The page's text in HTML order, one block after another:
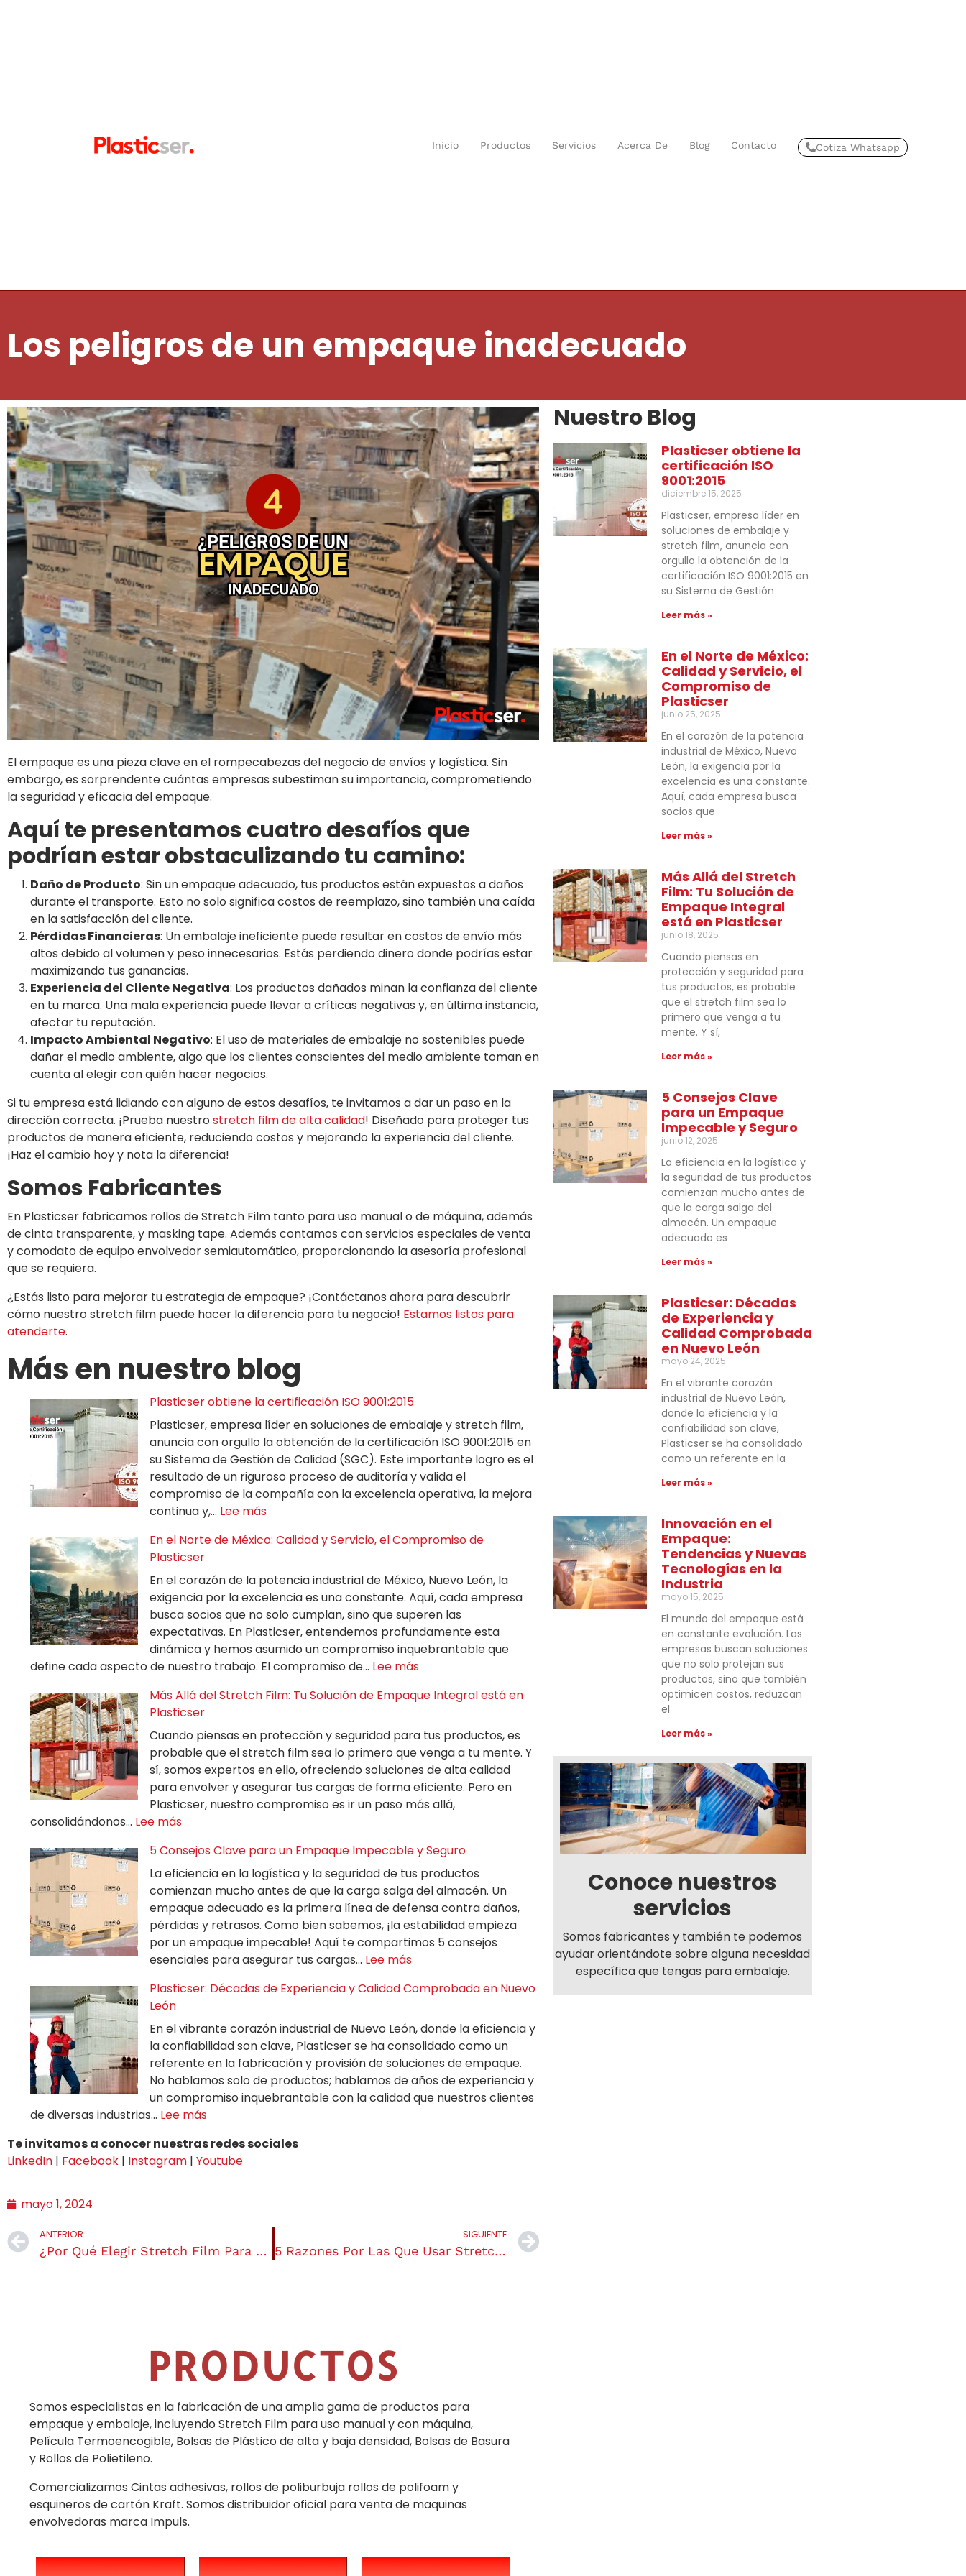
Inicio Productos Servicios Acerca De Blog Contacto Cotiza Whatsapp
‌Los peligros de un empaque inadecuado
El empaque es una pieza clave en el rompecabezas del negocio de envíos y logística. Sin
embargo, es sorprendente cuántas empresas subestiman su importancia, comprometiendo
la seguridad y eficacia del empaque.
Aquí te presentamos cuatro desafíos que
podrían estar obstaculizando tu camino:
Daño de Producto: Sin un empaque adecuado, tus productos están expuestos a daños
durante el transporte. Esto no solo significa costos de reemplazo, sino también una caída
en la satisfacción del cliente.
Pérdidas Financieras: Un embalaje ineficiente puede resultar en costos de envío más
altos debido al volumen y peso innecesarios. Estás perdiendo dinero donde podrías estar
maximizando tus ganancias.
Experiencia del Cliente Negativa: Los productos dañados minan la confianza del cliente
en tu marca. Una mala experiencia puede llevar a críticas negativas y, en última instancia,
afectar tu reputación.
Impacto Ambiental Negativo: El uso de materiales de embalaje no sostenibles puede
dañar el medio ambiente, algo que los clientes conscientes del medio ambiente toman en
cuenta al elegir con quién hacer negocios.
Si tu empresa está lidiando con alguno de estos desafíos, te invitamos a dar un paso en la
dirección correcta. ¡Prueba nuestro stretch film de alta calidad! Diseñado para proteger tus
productos de manera eficiente, reduciendo costos y mejorando la experiencia del cliente.
¡Haz el cambio hoy y nota la diferencia!
Somos Fabricantes
En Plasticser fabricamos rollos de Stretch Film tanto para uso manual o de máquina, además
de cinta transparente, y masking tape. Además contamos con servicios especiales de venta
y comodato de equipo envolvedor semiautomático, proporcionando la asesoría profesional
que se requiera.
¿Estás listo para mejorar tu estrategia de empaque? ¡Contáctanos ahora para descubrir
cómo nuestro stretch film puede hacer la diferencia para tu negocio! Estamos listos para
atenderte.
Más en nuestro blog
Plasticser obtiene la certificación ISO 9001:2015
Plasticser, empresa líder en soluciones de embalaje y stretch film,
anuncia con orgullo la obtención de la certificación ISO 9001:2015 en
su Sistema de Gestión de Calidad (SGC). Este importante logro es el
resultado de un riguroso proceso de auditoría y valida el
compromiso de la compañía con la excelencia operativa, la mejora
continua y,… Lee más
En el Norte de México: Calidad y Servicio, el Compromiso de
Plasticser
En el corazón de la potencia industrial de México, Nuevo León, la
exigencia por la excelencia es una constante. Aquí, cada empresa
busca socios que no solo cumplan, sino que superen las
expectativas. En Plasticser, entendemos profundamente esta
dinámica y hemos asumido un compromiso inquebrantable que
define cada aspecto de nuestro trabajo. El compromiso de… Lee más
Más Allá del Stretch Film: Tu Solución de Empaque Integral está en
Plasticser
Cuando piensas en protección y seguridad para tus productos, es
probable que el stretch film sea lo primero que venga a tu mente. Y
sí, somos expertos en ello, ofreciendo soluciones de alta calidad
para envolver y asegurar tus cargas de forma eficiente. Pero en
Plasticser, nuestro compromiso es ir un paso más allá,
consolidándonos… Lee más
5 Consejos Clave para un Empaque Impecable y Seguro
La eficiencia en la logística y la seguridad de tus productos
comienzan mucho antes de que la carga salga del almacén. Un
empaque adecuado es la primera línea de defensa contra daños,
pérdidas y retrasos. Como bien sabemos, ¡la estabilidad empieza
por un empaque impecable! Aquí te compartimos 5 consejos
esenciales para asegurar tus cargas… Lee más
Plasticser: Décadas de Experiencia y Calidad Comprobada en Nuevo
León
En el vibrante corazón industrial de Nuevo León, donde la eficiencia y
la confiabilidad son clave, Plasticser se ha consolidado como un
referente en la fabricación y provisión de soluciones de empaque.
No hablamos solo de productos; hablamos de años de experiencia y
un compromiso inquebrantable con la calidad que nuestros clientes
de diversas industrias… Lee más
Te invitamos a conocer nuestras redes sociales
LinkedIn | Facebook | Instagram | Youtube
mayo 1, 2024
ANTERIOR
‌¿Por Qué Elegir Stretch Film Para Proteger Tus Productos?
SIGUIENTE
5 Razones Por Las Que Usar Stretch Film En Tu Negocio
PRODUCTOS
Somos especialistas en la fabricación de una amplia gama de productos para
empaque y embalaje, incluyendo Stretch Film para uso manual y con máquina,
Película Termoencogible, Bolsas de Plástico de alta y baja densidad, Bolsas de Basura
y Rollos de Polietileno.
Comercializamos Cintas adhesivas, rollos de poliburbuja rollos de polifoam y
esquineros de cartón Kraft. Somos distribuidor oficial para venta de maquinas
envolvedoras marca Impuls.
Nuestro Blog
Plasticser obtiene la
certificación ISO
9001:2015
diciembre 15, 2025
Plasticser, empresa líder en
soluciones de embalaje y
stretch film, anuncia con
orgullo la obtención de la
certificación ISO 9001:2015 en
su Sistema de Gestión
Leer más »
En el Norte de México:
Calidad y Servicio, el
Compromiso de
Plasticser
junio 25, 2025
En el corazón de la potencia
industrial de México, Nuevo
León, la exigencia por la
excelencia es una constante.
Aquí, cada empresa busca
socios que
Leer más »
Más Allá del Stretch
Film: Tu Solución de
Empaque Integral
está en Plasticser
junio 18, 2025
Cuando piensas en
protección y seguridad para
tus productos, es probable
que el stretch film sea lo
primero que venga a tu
mente. Y sí,
Leer más »
5 Consejos Clave
para un Empaque
Impecable y Seguro
junio 12, 2025
La eficiencia en la logística y
la seguridad de tus productos
comienzan mucho antes de
que la carga salga del
almacén. Un empaque
adecuado es
Leer más »
Plasticser: Décadas
de Experiencia y
Calidad Comprobada
en Nuevo León
mayo 24, 2025
En el vibrante corazón
industrial de Nuevo León,
donde la eficiencia y la
confiabilidad son clave,
Plasticser se ha consolidado
como un referente en la
Leer más »
Innovación en el
Empaque:
Tendencias y Nuevas
Tecnologías en la
Industria
mayo 15, 2025
El mundo del empaque está
en constante evolución. Las
empresas buscan soluciones
que no solo protejan sus
productos, sino que también
optimicen costos, reduzcan
el
Leer más »
Conoce nuestros
servicios
Somos fabricantes y también te podemos
ayudar orientándote sobre alguna necesidad
específica que tengas para embalaje.